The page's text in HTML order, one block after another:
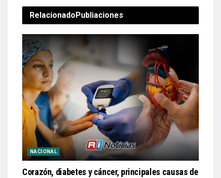
RelacionadoPubliaciones
NACIONAL
Corazón, diabetes y cáncer, principales causas de